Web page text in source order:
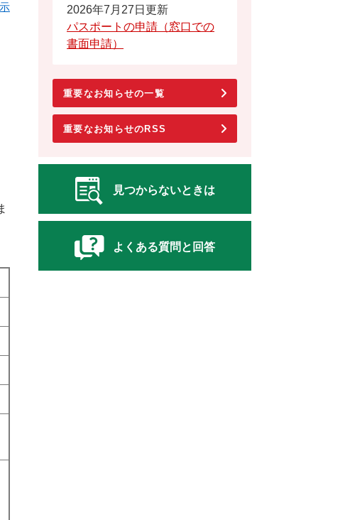
2026年7月27日更新
パスポートの申請（窓口での
書面申請）
重要なお知らせの一覧
重要なお知らせのRSS
見つからないときは
よくある質問と回答